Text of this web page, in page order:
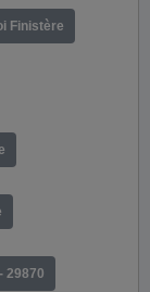
Finistère
29870